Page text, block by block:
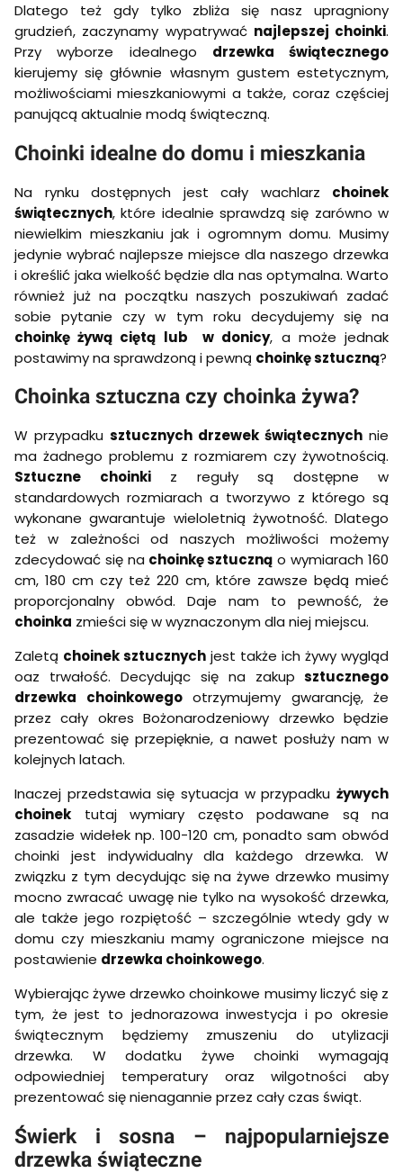
Dlatego też gdy tylko zbliża się nasz upragniony
grudzień, zaczynamy wypatrywać najlepszej choinki.
Przy wyborze idealnego drzewka świątecznego
kierujemy się głównie własnym gustem estetycznym,
możliwościami mieszkaniowymi a także, coraz częściej
panującą aktualnie modą świąteczną.
Choinki idealne do domu i mieszkania
Na rynku dostępnych jest cały wachlarz choinek
świątecznych, które idealnie sprawdzą się zarówno w
niewielkim mieszkaniu jak i ogromnym domu. Musimy
jedynie wybrać najlepsze miejsce dla naszego drzewka
i określić jaka wielkość będzie dla nas optymalna. Warto
również już na początku naszych poszukiwań zadać
sobie pytanie czy w tym roku decydujemy się na
choinkę żywą ciętą lub w donicy, a może jednak
postawimy na sprawdzoną i pewną choinkę sztuczną?
Choinka sztuczna czy choinka żywa?
W przypadku sztucznych drzewek świątecznych nie
ma żadnego problemu z rozmiarem czy żywotnością.
Sztuczne choinkiz reguły są dostępne w
standardowych rozmiarach a tworzywo z którego są
wykonane gwarantuje wieloletnią żywotność. Dlatego
też w zależności od naszych możliwości możemy
zdecydować się na choinkę sztuczną o wymiarach 160
cm, 180 cm czy też 220 cm, które zawsze będą mieć
proporcjonalny obwód. Daje nam to pewność, że
choinka zmieści się w wyznaczonym dla niej miejscu.
Zaletą choinek sztucznych jest także ich żywy wygląd
oaz trwałość. Decydując się na zakup sztucznego
drzewka choinkowegootrzymujemy gwarancję, że
przez cały okres Bożonarodzeniowy drzewko będzie
prezentować się przepięknie, a nawet posłuży nam w
kolejnych latach.
Inaczej przedstawia się sytuacja w przypadku żywych
choinek tutaj wymiary często podawane są na
zasadzie widełek np. 100-120 cm, ponadto sam obwód
choinki jest indywidualny dla każdego drzewka. W
związku z tym decydując się na żywe drzewko musimy
mocno zwracać uwagę nie tylko na wysokość drzewka,
ale także jego rozpiętość – szczególnie wtedy gdy w
domu czy mieszkaniu mamy ograniczone miejsce na
postawienie drzewka choinkowego.
Wybierając żywe drzewko choinkowe musimy liczyć się z
tym, że jest to jednorazowa inwestycja i po okresie
świątecznym będziemy zmuszeniu do utylizacji
drzewka. W dodatku żywe choinki wymagają
odpowiedniej temperatury oraz wilgotności aby
prezentować się nienagannie przez cały czas świąt.
Świerk i sosna – najpopularniejsze
drzewka świąteczne